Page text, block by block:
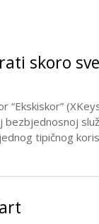
skoro
“Ekskiskor”
bezbjednosnoj
tipičnog